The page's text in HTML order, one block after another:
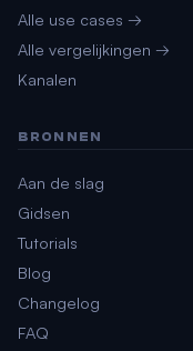
Alle use cases →
Alle vergelijkingen →
Kanalen
BRONNEN
Aan de slag
Gidsen
Tutorials
Blog
Changelog
FAQ